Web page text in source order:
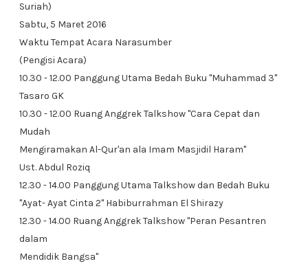
Suriah)
Sabtu, 5 Maret 2016
Waktu Tempat Acara Narasumber
(Pengisi Acara)
10.30 - 12.00 Panggung Utama Bedah Buku "Muhammad 3"
Tasaro GK
10.30 - 12.00 Ruang Anggrek Talkshow "Cara Cepat dan
Mudah
Mengiramakan Al-Qur'an ala Imam Masjidil Haram"
Ust. Abdul Roziq
12.30 - 14.00 Panggung Utama Talkshow dan Bedah Buku
"Ayat- Ayat Cinta 2" Habiburrahman El Shirazy
12.30 - 14.00 Ruang Anggrek Talkshow "Peran Pesantren
dalam
Mendidik Bangsa"